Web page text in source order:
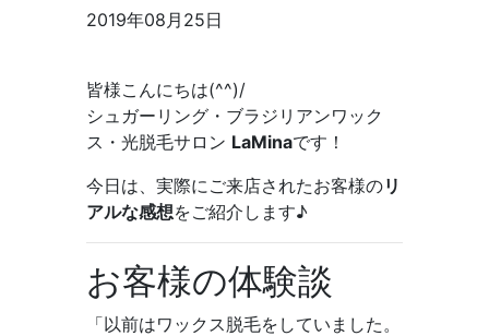
2019年08月25日
皆様こんにちは(^^)/
シュガーリング・ブラジリアンワック
ス・光脱毛サロン LaMinaです！
今日は、実際にご来店されたお客様のリ
アルな感想をご紹介します♪
お客様の体験談
「以前はワックス脱毛をしていました。